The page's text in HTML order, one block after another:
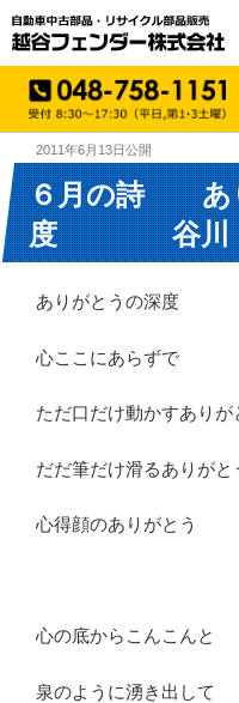
2011年6月13日公開
６月の詩 あ
度 谷川
ありがとうの深度
心ここにあらずで
ただ口だけ動かすありが
だだ筆だけ滑るありがと
心得顔のありがとう
心の底からこんこんと
泉のように湧き出して